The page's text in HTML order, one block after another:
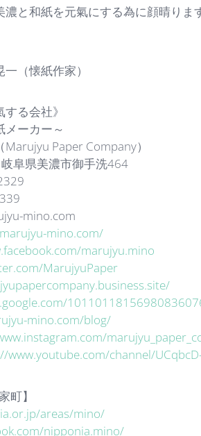
と和紙を元氣にする為に顔晴りま
（懐紙作家）
る会社》
メーカー～
Paper Company）
阜県美濃市御手洗464
mino.com
mino.com/
marujyu.mino
MarujyuPaper
mino.com/blog/
www.youtube.com/channel/
町】
areas/mino/
nipponia.mino/